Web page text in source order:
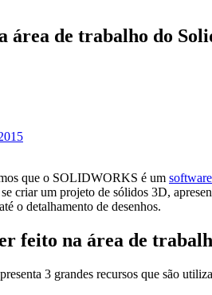
área de trabalho do
que o SOLIDWORKS é um
criar um projeto de sólidos 3D,
o detalhamento de desenhos.
feito na área de
3 grandes recursos que são